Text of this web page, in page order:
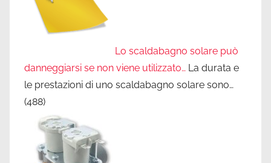
Lo scaldabagno solare può
danneggiarsi se non viene utilizzato… La durata e
le prestazioni di uno scaldabagno solare sono…
(488)